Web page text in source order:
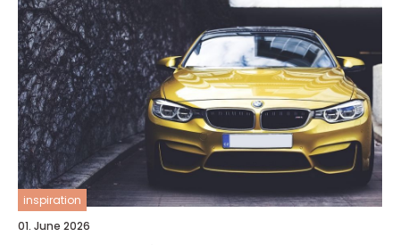
inspiration
01. June 2026